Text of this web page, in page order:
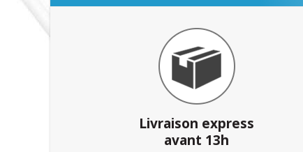
Livraison express
avant 13h